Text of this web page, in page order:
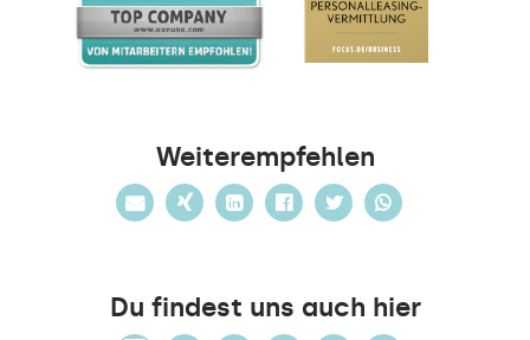
Weiterempfehlen
Du findest uns auch hier